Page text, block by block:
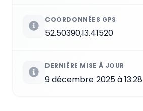
COORDONNÉES GPS
52.50390,13.41520
DERNIÈRE MISE À JOUR
9 décembre 2025 à 13:28